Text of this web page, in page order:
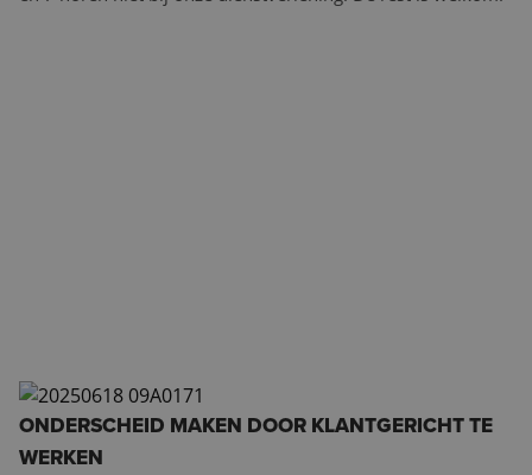
ONDERSCHEID MAKEN DOOR KLANTGERICHT TE
WERKEN